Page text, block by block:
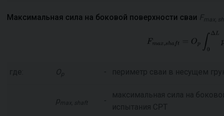
Максимальная сила на боковой поверхности сваи F max,
где: Op - периметр сваи в несущем
pmax, shaft -
максимальная сила на
испытания СРТ